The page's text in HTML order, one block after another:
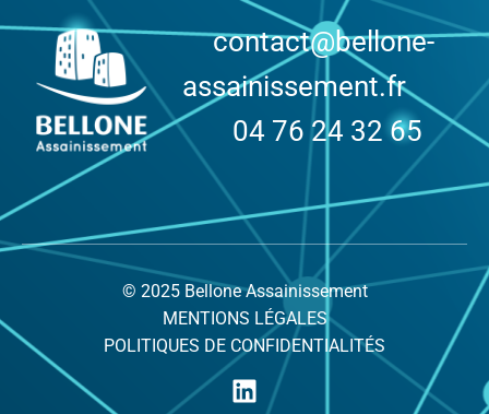
contact@bellone-
assainissement.fr
04 76 24 32 65
© 2025 Bellone Assainissement
MENTIONS LÉGALES
POLITIQUES DE CONFIDENTIALITÉS